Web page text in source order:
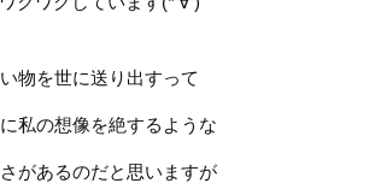
物を世に送り出すって
私の想像を絶するような
があるのだと思いますが